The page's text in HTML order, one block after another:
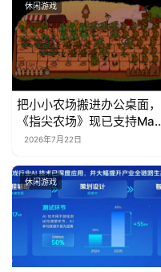
休闲游戏
把小小农场搬进办公桌面，
《指尖农场》现已支持Mac
系统！
2026年7月22日
休闲游戏